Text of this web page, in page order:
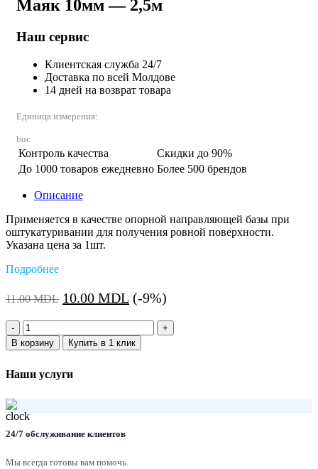
Маяк 10мм — 2,5м
Наш сервис
Клиентская служба 24/7
Доставка по всей Молдове
14 дней на возврат товара
Единица измерения:
buc
Контроль качества
Скидки до 90%
До 1000 товаров ежедневно Более 500 брендов
Описание
Применяется в качестве опорной направляющей базы при
оштукатуривании для получения ровной поверхности.
Указана цена за 1шт.
Подробнее
11.00MDL Первоначальная
11.00 MDL.
10.00 MDL Текущая
10.00 MDL.
(-9%)
Количество:
В корзину Купить в 1 клик
Наши услуги
24/7 обслуживание клиентов
Мы всегда готовы вам помочь.